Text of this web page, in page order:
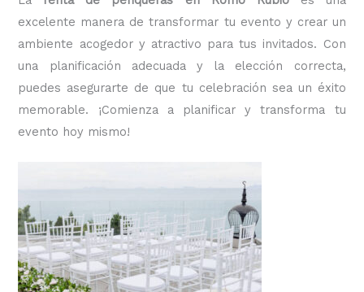
excelente manera de transformar tu evento y crear un
ambiente acogedor y atractivo para tus invitados. Con
una planificación adecuada y la elección correcta,
puedes asegurarte de que tu celebración sea un éxito
memorable. ¡Comienza a planificar y transforma tu
evento hoy mismo!